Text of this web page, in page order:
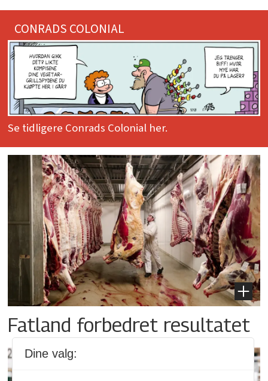
CONRADS COLONIAL
Se tidligere Conrads Colonial her.
Fatland forbedret resultatet
Dine valg: